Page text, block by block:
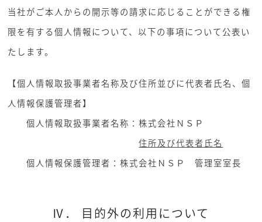
当社がご本人からの開示等の請求に応じることができる権
限を有する個人情報について、以下の事項について公表い
たします。
【個人情報取扱事業者名称及び住所並びに代表者氏名、個
人情報保護管理者】
個人情報取扱事業者名称：株式会社ＮＳＰ
住所及び代表者氏名
個人情報保護管理者：株式会社ＮＳＰ 管理室室長
Ⅳ． 目的外の利用について